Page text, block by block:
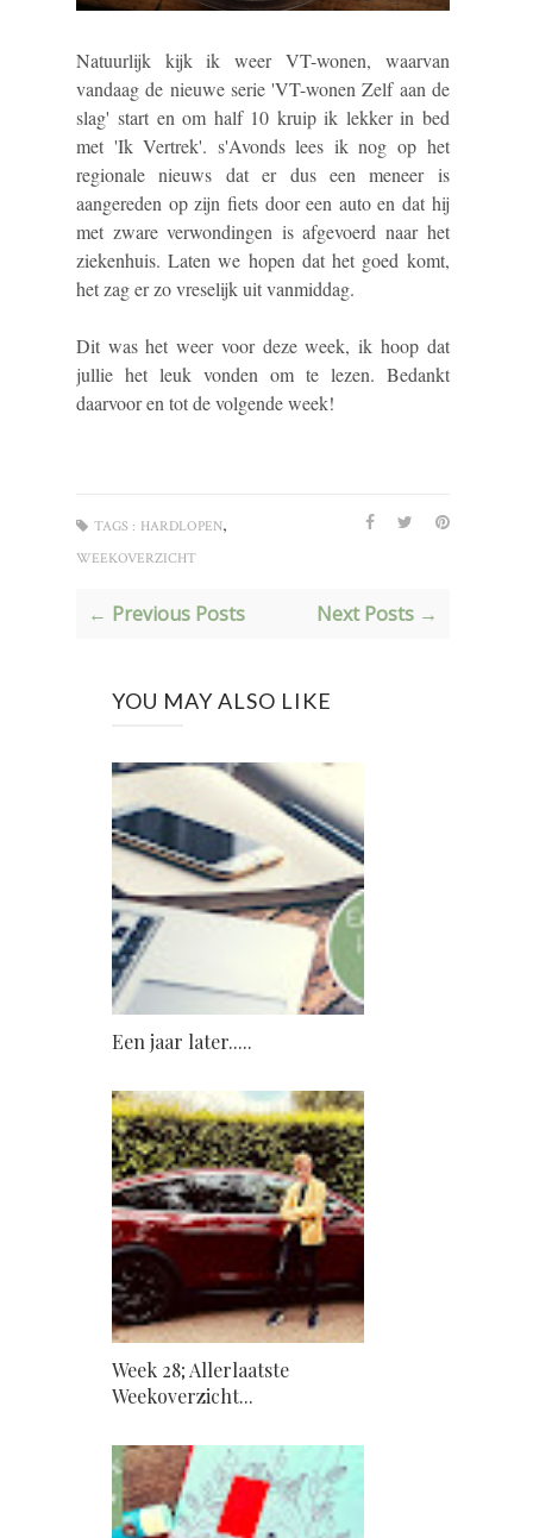
Natuurlijk kijk ik weer VT-wonen, waarvan
vandaag de nieuwe serie 'VT-wonen Zelf aan de
slag' start en om half 10 kruip ik lekker in bed
met 'Ik Vertrek'. s'Avonds lees ik nog op het
regionale nieuws dat er dus een meneer is
aangereden op zijn fiets door een auto en dat hij
met zware verwondingen is afgevoerd naar het
ziekenhuis. Laten we hopen dat het goed komt,
het zag er zo vreselijk uit vanmiddag.
Dit was het weer voor deze week, ik hoop dat
jullie het leuk vonden om te lezen. Bedankt
daarvoor en tot de volgende week!
TAGS : HARDLOPEN,
WEEKOVERZICHT
← Previous Posts Next Posts →
YOU MAY ALSO LIKE
Een jaar later.....
Week 28; Allerlaatste
Weekoverzicht...